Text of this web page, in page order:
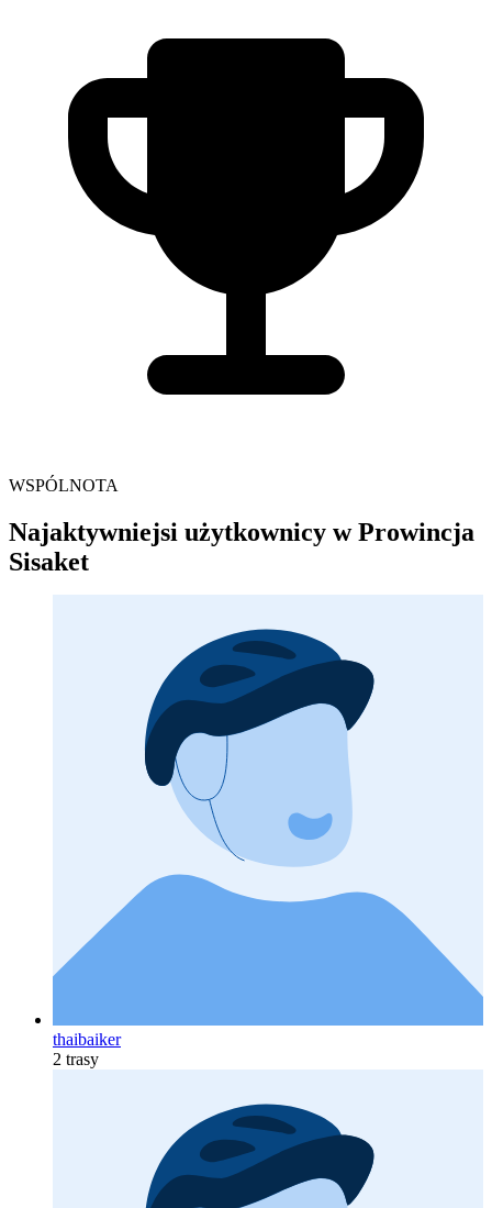
WSPÓLNOTA
Najaktywniejsi użytkownicy w Prowincja
Sisaket
thaibaiker
2 trasy